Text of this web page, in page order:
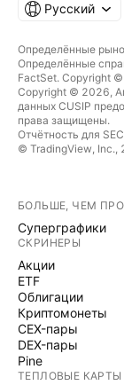
Русский
Определённые
Определённые
FactSet. Copyright
Copyright © 2026,
данных CUSIP
права защищены.
Отчётность для
© TradingView,
БОЛЬШЕ, ЧЕМ
Суперграфики
СКРИНЕРЫ
Акции
ETF
Облигации
Криптомонеты
CEX-пары
DEX-пары
Pine
ТЕПЛОВЫЕ КАРТЫ